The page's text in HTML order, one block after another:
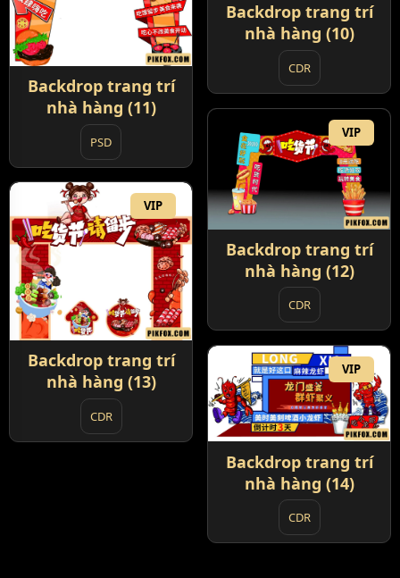
Backdrop trang trí
nhà hàng (10)
CDR
Backdrop trang trí
nhà hàng (11)
PSD
VIP
Backdrop trang trí
nhà hàng (12)
CDR
VIP
Backdrop trang trí
nhà hàng (13)
CDR
VIP
Backdrop trang trí
nhà hàng (14)
CDR